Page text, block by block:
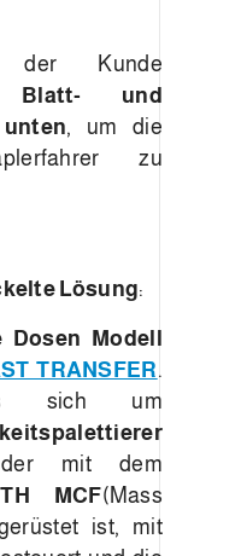
der Kunde
Blatt- und
, um die
zu
Lösung:
Dosen Modell
TRANSFER.
sich um
mit dem
MCF(Mass
ist, mit